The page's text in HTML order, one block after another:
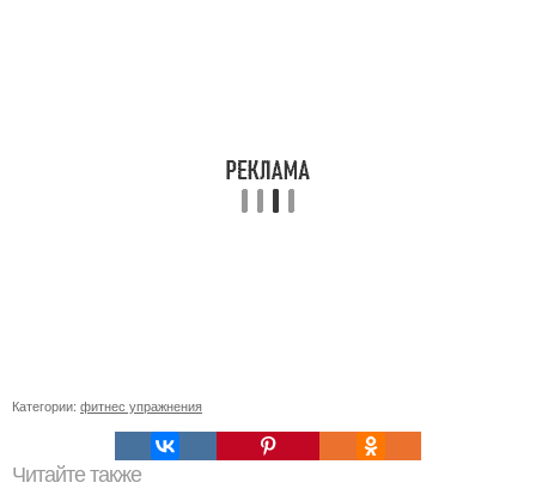
Категории: фитнес упражнения
Читайте также